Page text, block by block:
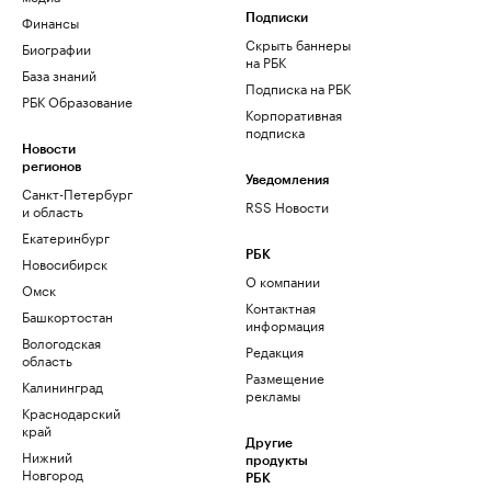
Финансы
Биографии
База знаний
РБК Образование
Новости
регионов
Санкт-Петербург
и область
Екатеринбург
Новосибирск
Омск
Башкортостан
Вологодская
область
Калининград
Краснодарский
край
Нижний
Новгород
Подписки
Скрыть баннеры
на РБК
Подписка на РБК
Корпоративная
подписка
Уведомления
RSS Новости
РБК
О компании
Контактная
информация
Редакция
Размещение
рекламы
Другие
продукты
РБК